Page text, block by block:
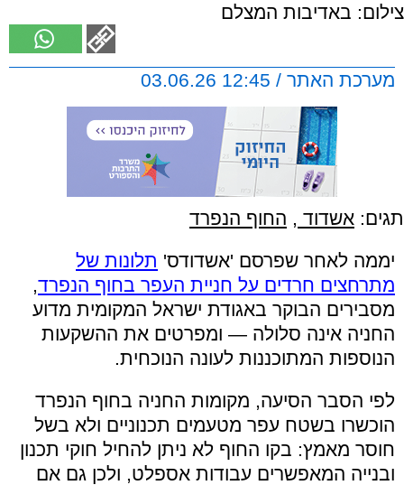
צילום: באדיבות המצלם
מערכת האתר / 12:45 03.06.26
תגים: אשדוד , החוף הנפרד
יממה לאחר שפרסם 'אשדודס' תלונות של
מתרחצים חרדים על חניית העפר בחוף הנפרד,
מסבירים הבוקר באגודת ישראל המקומית מדוע
החניה אינה סלולה — ומפרטים את ההשקעות
הנוספות המתוכננות לעונה הנוכחית.
לפי הסבר הסיעה, מקומות החניה בחוף הנפרד
הוכשרו בשטח עפר מטעמים תכנוניים ולא בשל
חוסר מאמץ: בקו החוף לא ניתן להחיל חוקי תכנון
ובנייה המאפשרים עבודות אספלט, ולכן גם אם